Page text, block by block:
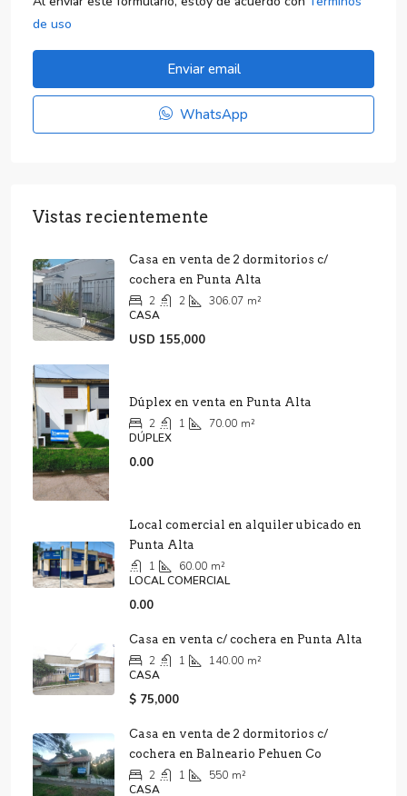
de uso
Enviar email
WhatsApp
Vistas recientemente
Casa en venta de 2 dormitorios c/
cochera en Punta Alta
2 2 306.07 m²
CASA
USD 155,000
Dúplex en venta en Punta Alta
2 1 70.00 m²
DÚPLEX
0.00
Local comercial en alquiler ubicado en
Punta Alta
1 60.00 m²
LOCAL COMERCIAL
0.00
Casa en venta c/ cochera en Punta Alta
2 1 140.00 m²
CASA
$ 75,000
Casa en venta de 2 dormitorios c/
cochera en Balneario Pehuen Co
2 1 550 m²
CASA